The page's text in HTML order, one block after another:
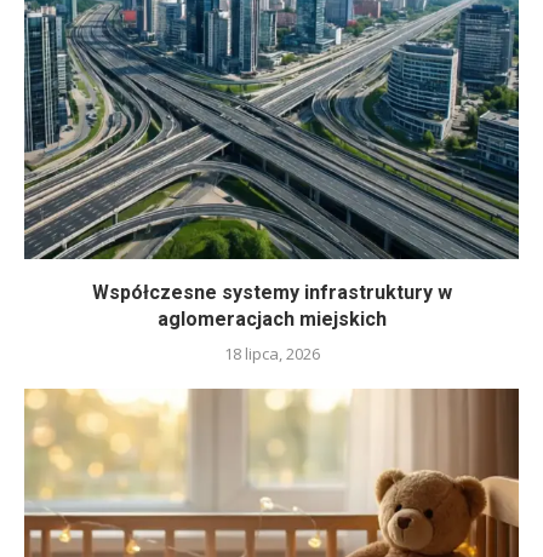
Współczesne systemy infrastruktury w
aglomeracjach miejskich
18 lipca, 2026